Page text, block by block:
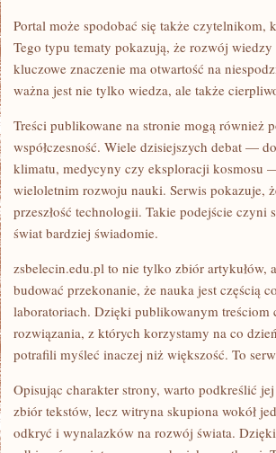
Portal może spodobać się także
Tego typu tematy pokazują, że rozwój
kluczowe znaczenie ma otwartość na
ważna jest nie tylko wiedza, ale także
Treści publikowane na stronie mogą również
współczesność. Wiele dzisiejszych debat —
klimatu, medycyny czy eksploracji kosmosu
wieloletnim rozwoju nauki. Serwis pokazuje,
przeszłość technologii. Takie podejście
świat bardziej świadomie.
zsbelecin.edu.pl to nie tylko zbiór artykułów,
budować przekonanie, że nauka jest częścią
laboratoriach. Dzięki publikowanym treściom
rozwiązania, z których korzystamy na co
potrafili myśleć inaczej niż większość. To
Opisując charakter strony, warto podkreślić
zbiór tekstów, lecz witryna skupiona wokół
odkryć i wynalazków na rozwój świata.